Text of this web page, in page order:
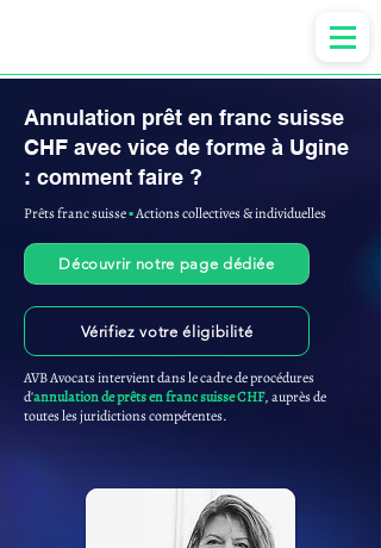
Annulation prêt en franc suisse
CHF avec vice de forme à Ugine
: comment faire ?
Prêts franc suisse▪︎Actions collectives & individuelles
Découvrir notre page dédiée
Vérifiez votre éligibilité
AVB Avocats intervient dans le cadre de procédures
d'annulation de prêts en franc suisse CHF, auprès de
toutes les juridictions compétentes.